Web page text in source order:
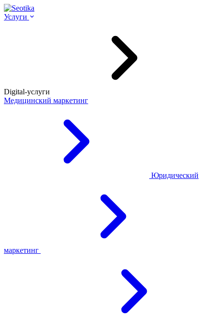
Услуги
Digital-услуги
Медицинский маркетинг
Юридический
маркетинг